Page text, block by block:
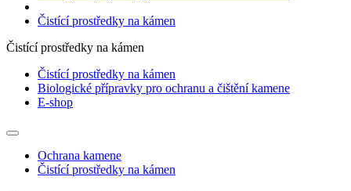
Čistící prostředky na kámen
Čistící prostředky na kámen
Čistící prostředky na kámen
Biologické přípravky pro ochranu a čištění kamene
E-shop
Ochrana kamene
Čistící prostředky na kámen